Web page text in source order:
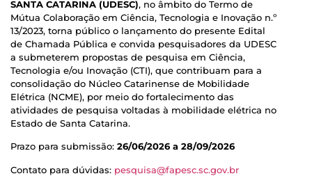
SANTA CATARINA (UDESC), no âmbito do Termo de
Mútua Colaboração em Ciência, Tecnologia e Inovação n.º
13/2023, torna público o lançamento do presente Edital
de Chamada Pública e convida pesquisadores da UDESC
a submeterem propostas de pesquisa em Ciência,
Tecnologia e/ou Inovação (CTI), que contribuam para a
consolidação do Núcleo Catarinense de Mobilidade
Elétrica (NCME), por meio do fortalecimento das
atividades de pesquisa voltadas à mobilidade elétrica no
Estado de Santa Catarina.
Prazo para submissão: 26/06/2026 a 28/09/2026
Contato para dúvidas: pesquisa@fapesc.sc.gov.br